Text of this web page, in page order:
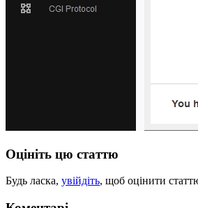
Оцініть цю статтю
Будь ласка, увійдіть, щоб оцінити